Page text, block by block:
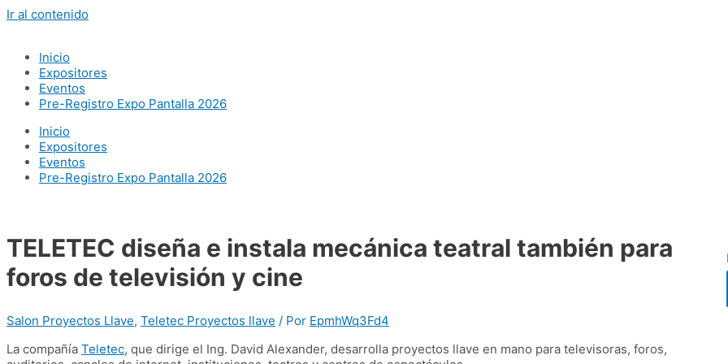
Ir al contenido
Inicio
Expositores
Eventos
Pre-Registro Expo Pantalla 2026
Inicio
Expositores
Eventos
Pre-Registro Expo Pantalla 2026
TELETEC diseña e instala mecánica teatral también para
foros de televisión y cine
Salon Proyectos Llave, Teletec Proyectos llave / Por EpmhWq3Fd4
La compañía Teletec, que dirige el Ing. David Alexander, desarrolla proyectos llave en mano para televisoras, foros,